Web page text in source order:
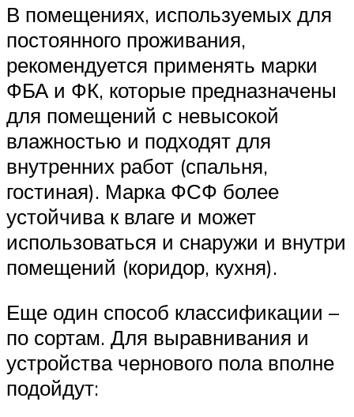
В помещениях, используемых для
постоянного проживания,
рекомендуется применять марки
ФБА и ФК, которые предназначены
для помещений с невысокой
влажностью и подходят для
внутренних работ (спальня,
гостиная). Марка ФСФ более
устойчива к влаге и может
использоваться и снаружи и внутри
помещений (коридор, кухня).
Еще один способ классификации –
по сортам. Для выравнивания и
устройства чернового пола вполне
подойдут: